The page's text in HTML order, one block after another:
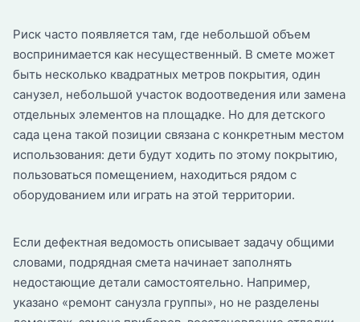
Риск часто появляется там, где небольшой объем
воспринимается как несущественный. В смете может
быть несколько квадратных метров покрытия, один
санузел, небольшой участок водоотведения или замена
отдельных элементов на площадке. Но для детского
сада цена такой позиции связана с конкретным местом
использования: дети будут ходить по этому покрытию,
пользоваться помещением, находиться рядом с
оборудованием или играть на этой территории.
Если дефектная ведомость описывает задачу общими
словами, подрядная смета начинает заполнять
недостающие детали самостоятельно. Например,
указано «ремонт санузла группы», но не разделены